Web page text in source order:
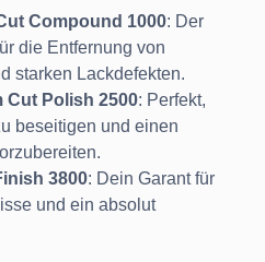
Compound 1000: Der
die Entfernung von
starken Lackdefekten.
Cut Polish 2500: Perfekt,
beseitigen und einen
3800: Dein Garant für
und ein absolut